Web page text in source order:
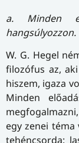
a. Minden
hangsúlyozzon.
W. G. Hegel
filozófus az,
hiszem, igaza
Minden
egy zenei
tehéncsorda: